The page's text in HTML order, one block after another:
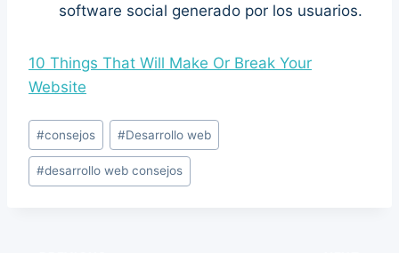
software social generado por los usuarios.
10 Things That Will Make Or Break Your
Website
Post
Tags:
#consejos #Desarrollo web
#desarrollo web consejos